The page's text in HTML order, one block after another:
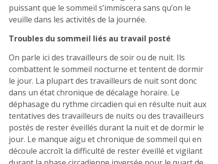
puissant que le sommeil s’immiscera sans qu’on le
veuille dans les activités de la journée.
Troubles du sommeil liés au travail posté
On parle ici des travailleurs de soir ou de nuit. Ils
combattent le sommeil nocturne et tentent de dormir
le jour. La plupart des travailleurs de nuit sont donc
dans un état chronique de décalage horaire. Le
déphasage du rythme circadien qui en résulte nuit aux
tentatives des travailleurs de nuits ou des travailleurs
postés de rester éveillés durant la nuit et de dormir le
jour. Le manque aigu et chronique de sommeil qui en
découle accroît la difficulté de rester éveillé et vigilant